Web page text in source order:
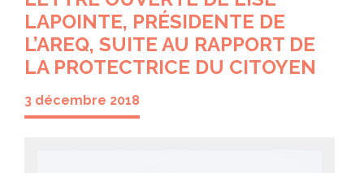
LAPOINTE, PRÉSIDENTE DE
L’AREQ, SUITE AU RAPPORT DE
LA PROTECTRICE DU CITOYEN
3 décembre 2018